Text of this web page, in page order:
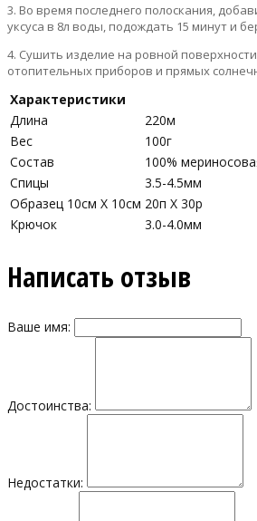
3. Во время последнего полоскания,
уксуса в 8л воды, подождать 15 минут и
4. Сушить изделие на ровной
отопительных приборов и прямых
Характеристики
Длина
220м
Вес
100г
Состав
100%
Спицы
3.5-4.5мм
Образец 10см Х 10см 20п Х 30р
Крючок
3.0-4.0мм
Написать отзыв
Ваше имя:
Достоинства:
Недостатки: